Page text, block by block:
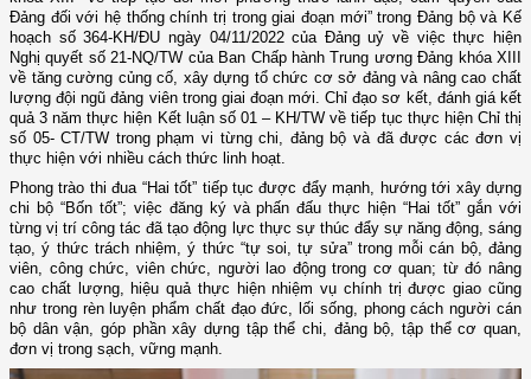
Đảng đối với hệ thống chính trị trong giai đoạn mới” trong Đảng bộ và Kế
hoạch số 364-KH/ĐU ngày 04/11/2022 của Đảng uỷ về việc thực hiện
Nghị quyết số 21-NQ/TW của Ban Chấp hành Trung ương Đảng khóa XIII
về tăng cường củng cố, xây dựng tổ chức cơ sở đảng và nâng cao chất
lượng đội ngũ đảng viên trong giai đoạn mới. Chỉ đạo sơ kết, đánh giá kết
quả 3 năm thực hiện Kết luận số 01 – KH/TW về tiếp tục thực hiện Chỉ thị
số 05- CT/TW trong phạm vi từng chi, đảng bộ và đã được các đơn vị
thực hiện với nhiều cách thức linh hoạt.
Phong trào thi đua “Hai tốt” tiếp tục được đẩy mạnh, hướng tới xây dựng
chi bộ “Bốn tốt”; việc đăng ký và phấn đấu thực hiện “Hai tốt” gắn với
từng vị trí công tác đã tạo động lực thực sự thúc đẩy sự năng động, sáng
tạo, ý thức trách nhiệm, ý thức “tự soi, tự sửa” trong mỗi cán bộ, đảng
viên, công chức, viên chức, người lao động trong cơ quan; từ đó nâng
cao chất lượng, hiệu quả thực hiện nhiệm vụ chính trị được giao cũng
như trong rèn luyện phẩm chất đạo đức, lối sống, phong cách người cán
bộ dân vận, góp phần xây dựng tập thể chi, đảng bộ, tập thể cơ quan,
đơn vị trong sạch, vững mạnh.